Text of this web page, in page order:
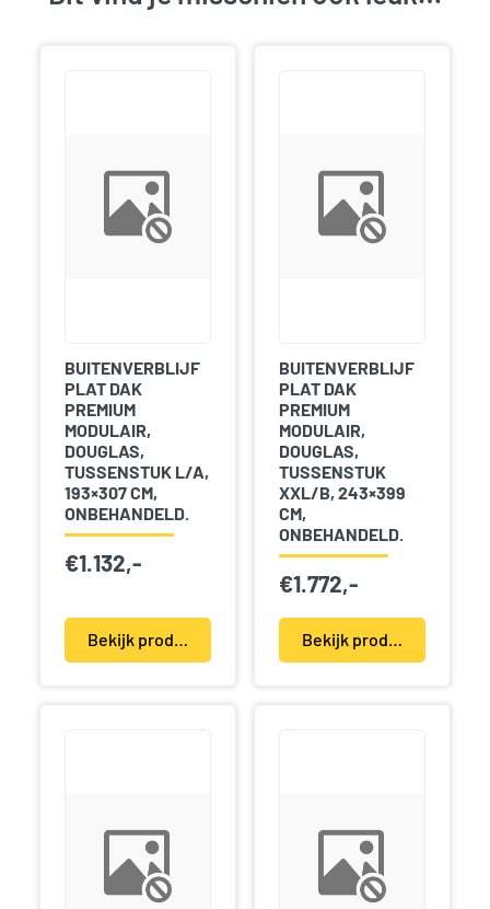
BUITENVERBLIJF
PLAT DAK
PREMIUM
MODULAIR,
DOUGLAS,
TUSSENSTUK L/A,
193×307 CM,
ONBEHANDELD.
€1.132,-
Bekijk product(en)
BUITENVERBLIJF
PLAT DAK
PREMIUM
MODULAIR,
DOUGLAS,
TUSSENSTUK
XXL/B, 243×399
CM,
ONBEHANDELD.
€1.772,-
Bekijk product(en)